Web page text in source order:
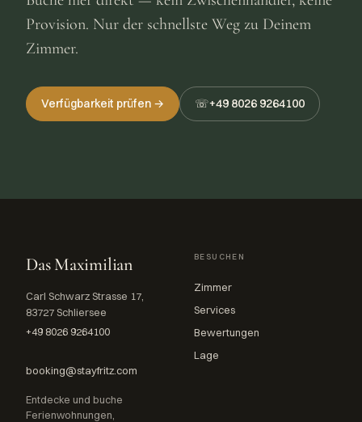
Provision. Nur der schnellste Weg zu Deinem
Zimmer.
Verfügbarkeit prüfen → ☏+49 8026 9264100
Das Maximilian
Carl Schwarz Strasse 17,
83727 Schliersee
+49 8026 9264100
booking@stayfritz.com
Entdecke und buche
Ferienwohnungen,
BESUCHEN
Zimmer
Services
Bewertungen
Lage